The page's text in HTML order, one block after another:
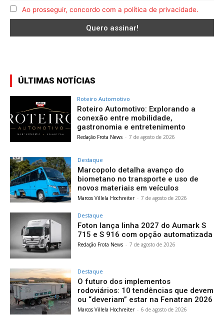
Ao prosseguir, concordo com a política de privacidade.
ÚLTIMAS NOTÍCIAS
Roteiro Automotivo
Roteiro Automotivo: Explorando a
conexão entre mobilidade,
gastronomia e entretenimento
Redação Frota News - 7 de agosto de 2026
Destaque
Marcopolo detalha avanço do
biometano no transporte e uso de
novos materiais em veículos
Marcos Villela Hochreiter - 7 de agosto de 2026
Destaque
Foton lança linha 2027 do Aumark S
715 e S 916 com opção automatizada
Redação Frota News - 7 de agosto de 2026
Destaque
O futuro dos implementos
rodoviários: 10 tendências que devem
ou “deveriam” estar na Fenatran 2026
Marcos Villela Hochreiter - 6 de agosto de 2026